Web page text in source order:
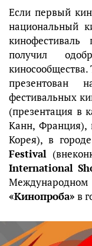
Если первый
национальный
кинофестиваль
получил
киносообщества.
презентован
фестивальных
(презентация в
Канн,
Корея), в
Festival
International
Международном
«Кинопроба» в